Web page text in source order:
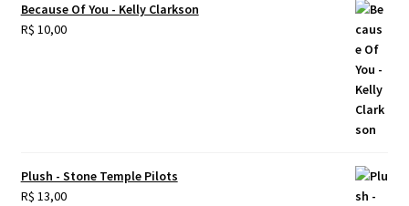
Because Of You - Kelly Clarkson
R$ 10,00
Plush - Stone Temple Pilots
R$ 13,00